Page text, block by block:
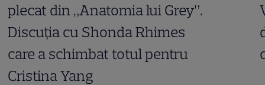
plecat din „Anatomia lui Grey”.
Discuția cu Shonda Rhimes
care a schimbat totul pentru
Cristina Yang